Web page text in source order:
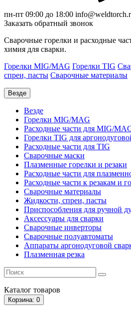
пн-пт 09:00 до 18:00
Заказать обратный звонок
Сварочные горелки и расходные
химия для сварки.
Горелки MIG/MAG Горелки TIG
спреи, пасты Сварочные материалы
Везде
Везде
Горелки MIG/MAG
Расходные части для MIG/
Горелки TIG для
Расходные части для TIG
Сварочные маски
Плазменные горелки и резаки
Расходные части для
Расходные части к резакам и
Сварочные материалы
Жидкости, спреи, пасты
Приспособления для ручной
Аксессуары для сварки
Сварочные инверторы
Сварочные полуавтоматы
Аппараты аргонодуговой
Плазменная резка
Каталог товаров
Корзина: 0